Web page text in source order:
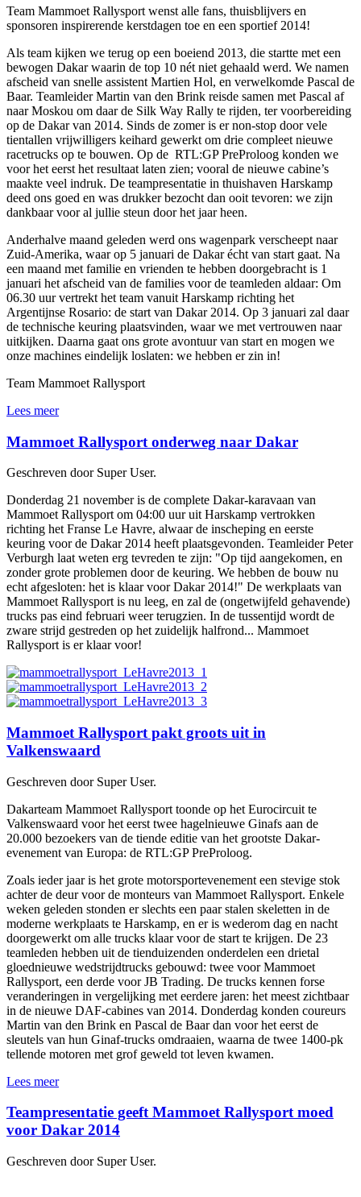
Team Mammoet Rallysport wenst alle fans, thuisblijvers en
sponsoren inspirerende kerstdagen toe en een sportief 2014!
Als team kijken we terug op een boeiend 2013, die startte met een
bewogen Dakar waarin de top 10 nét niet gehaald werd. We namen
afscheid van snelle assistent Martien Hol, en verwelkomde Pascal de
Baar. Teamleider Martin van den Brink reisde samen met Pascal af
naar Moskou om daar de Silk Way Rally te rijden, ter voorbereiding
op de Dakar van 2014. Sinds de zomer is er non-stop door vele
tientallen vrijwilligers keihard gewerkt om drie compleet nieuwe
racetrucks op te bouwen. Op de RTL:GP PreProloog konden we
voor het eerst het resultaat laten zien; vooral de nieuwe cabine’s
maakte veel indruk. De teampresentatie in thuishaven Harskamp
deed ons goed en was drukker bezocht dan ooit tevoren: we zijn
dankbaar voor al jullie steun door het jaar heen.
Anderhalve maand geleden werd ons wagenpark verscheept naar
Zuid-Amerika, waar op 5 januari de Dakar écht van start gaat. Na
een maand met familie en vrienden te hebben doorgebracht is 1
januari het afscheid van de families voor de teamleden aldaar: Om
06.30 uur vertrekt het team vanuit Harskamp richting het
Argentijnse Rosario: de start van Dakar 2014. Op 3 januari zal daar
de technische keuring plaatsvinden, waar we met vertrouwen naar
uitkijken. Daarna gaat ons grote avontuur van start en mogen we
onze machines eindelijk loslaten: we hebben er zin in!
Team Mammoet Rallysport
Lees meer
Mammoet Rallysport onderweg naar Dakar
Geschreven door Super User.
Donderdag 21 november is de complete Dakar-karavaan van
Mammoet Rallysport om 04:00 uur uit Harskamp vertrokken
richting het Franse Le Havre, alwaar de inscheping en eerste
keuring voor de Dakar 2014 heeft plaatsgevonden. Teamleider Peter
Verburgh laat weten erg tevreden te zijn: "Op tijd aangekomen, en
zonder grote problemen door de keuring. We hebben de bouw nu
echt afgesloten: het is klaar voor Dakar 2014!" De werkplaats van
Mammoet Rallysport is nu leeg, en zal de (ongetwijfeld gehavende)
trucks pas eind februari weer terugzien. In de tussentijd wordt de
zware strijd gestreden op het zuidelijk halfrond... Mammoet
Rallysport is er klaar voor!
Mammoet Rallysport pakt groots uit in
Valkenswaard
Geschreven door Super User.
Dakarteam Mammoet Rallysport toonde op het Eurocircuit te
Valkenswaard voor het eerst twee hagelnieuwe Ginafs aan de
20.000 bezoekers van de tiende editie van het grootste Dakar-
evenement van Europa: de RTL:GP PreProloog.
Zoals ieder jaar is het grote motorsportevenement een stevige stok
achter de deur voor de monteurs van Mammoet Rallysport. Enkele
weken geleden stonden er slechts een paar stalen skeletten in de
moderne werkplaats te Harskamp, en er is wederom dag en nacht
doorgewerkt om alle trucks klaar voor de start te krijgen. De 23
teamleden hebben uit de tienduizenden onderdelen een drietal
gloednieuwe wedstrijdtrucks gebouwd: twee voor Mammoet
Rallysport, een derde voor JB Trading. De trucks kennen forse
veranderingen in vergelijking met eerdere jaren: het meest zichtbaar
in de nieuwe DAF-cabines van 2014. Donderdag konden coureurs
Martin van den Brink en Pascal de Baar dan voor het eerst de
sleutels van hun Ginaf-trucks omdraaien, waarna de twee 1400-pk
tellende motoren met grof geweld tot leven kwamen.
Lees meer
Teampresentatie geeft Mammoet Rallysport moed
voor Dakar 2014
Geschreven door Super User.